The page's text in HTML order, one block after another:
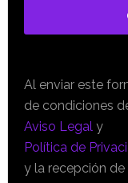
Al enviar este
de condiciones
Aviso Legal y
Política de
y la recepción